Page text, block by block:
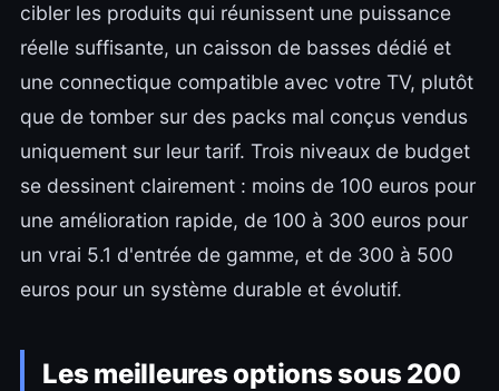
cibler les produits qui réunissent une puissance
réelle suffisante, un caisson de basses dédié et
une connectique compatible avec votre TV, plutôt
que de tomber sur des packs mal conçus vendus
uniquement sur leur tarif. Trois niveaux de budget
se dessinent clairement : moins de 100 euros pour
une amélioration rapide, de 100 à 300 euros pour
un vrai 5.1 d'entrée de gamme, et de 300 à 500
euros pour un système durable et évolutif.
Les meilleures options sous 200